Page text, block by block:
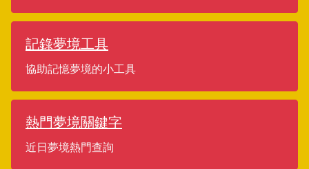
記錄夢境工具
協助記憶夢境的小工具
熱門夢境關鍵字
近日夢境熱門查詢